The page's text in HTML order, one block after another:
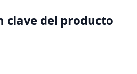
clave del producto